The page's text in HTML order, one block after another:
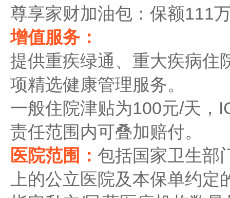
尊享家财加油包：保额111
增值服务：
提供重疾绿通、重大疾病住
项精选健康管理服务。
一般住院津贴为100元/天，
责任范围内可叠加赔付。
医院范围： 包括国家卫生部
上的公立医院及本保单约